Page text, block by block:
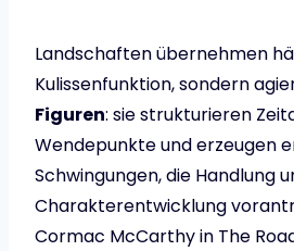
Landschaften übernehmen
Kulissenfunktion, sondern
Figuren: sie strukturieren
Wendepunkte und erzeugen
Schwingungen, die Handlung
Charakterentwicklung
Cormac McCarthy in The